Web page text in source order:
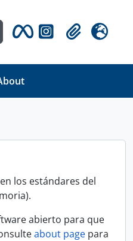
Search in browse page
Clipboard
Idioma
los estándares del
abierto para que
about page para